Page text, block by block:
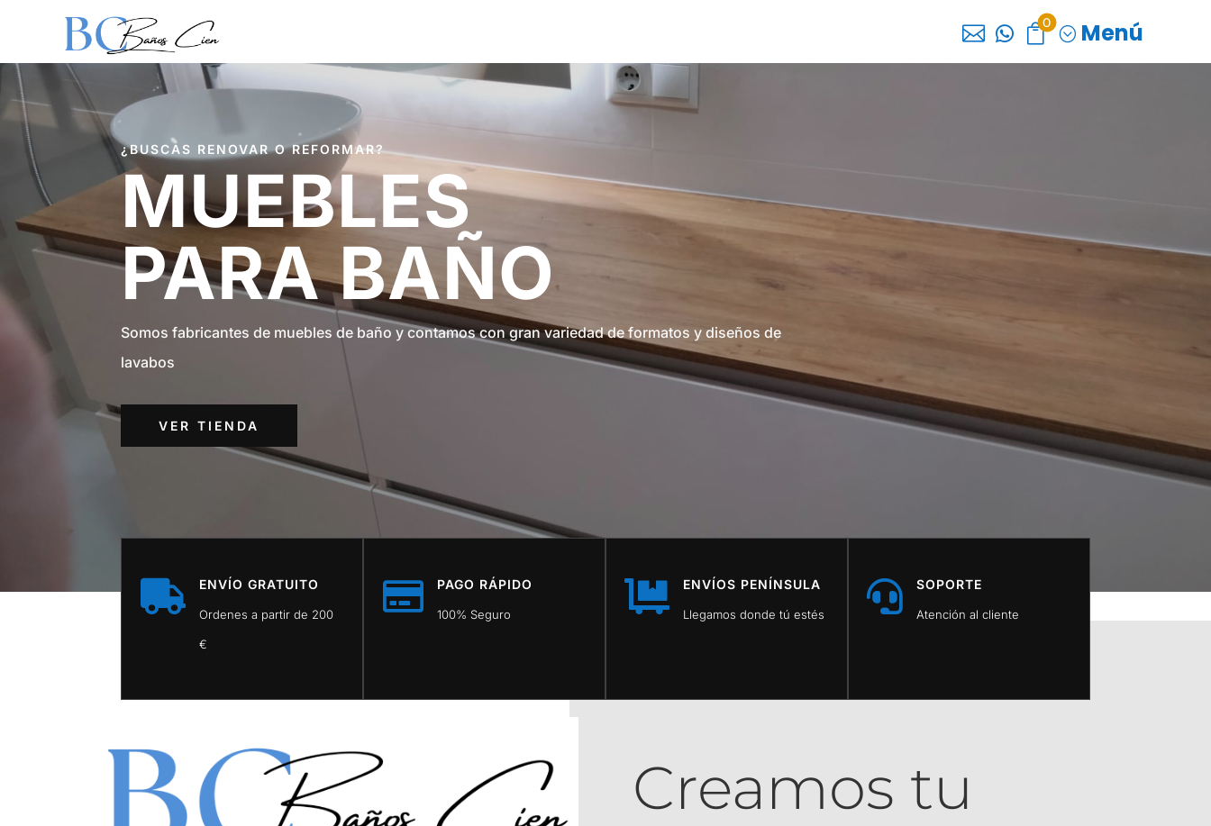
  0
; Menú
¿BUSCAS RENOVAR O REFORMAR?
MUEBLES
PARA BAÑO
Somos fabricantes de muebles de baño y contamos con gran variedad de formatos y diseños de
lavabos
VER TIENDA
 ENVÍO GRATUITO
Ordenes a partir de 200
€
 PAGO RÁPIDO
100% Seguro  ENVÍOS PENÍNSULA
Llegamos donde tú estés  SOPORTE
Atención al cliente
Creamos tu